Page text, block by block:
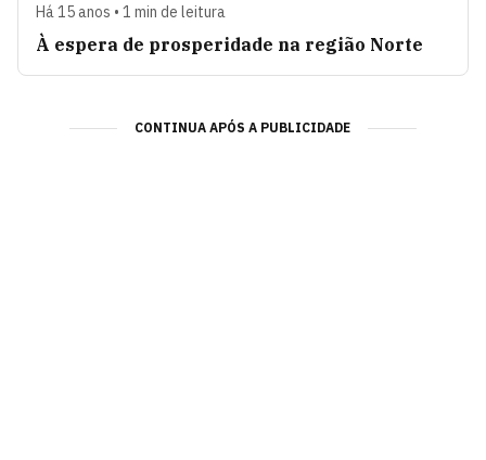
Há 15 anos • 1 min de leitura
À espera de prosperidade na região Norte
CONTINUA APÓS A PUBLICIDADE